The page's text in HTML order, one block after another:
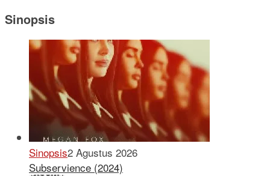
Sinopsis
Sinopsis2 Agustus 2026
Subservience (2024)